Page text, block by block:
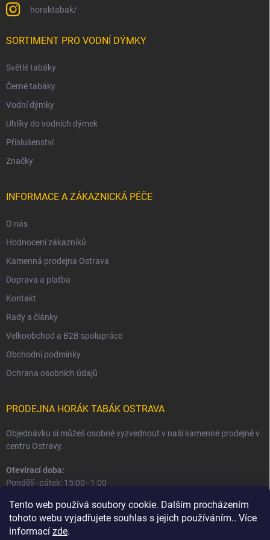
Tento web používá soubory cookie. Dalším procházením
tohoto webu vyjadřujete souhlas s jejich používáním.. Více
informací zde.
horaktabak/
SORTIMENT PRO VODNÍ DÝMKY
Světlé tabáky
Černé tabáky
Vodní dýmky
Uhlíky do vodních dýmek
Příslušenství
Značky
INFORMACE A ZÁKAZNICKÁ PÉČE
O nás
Hodnocení zákazníků
Kamenná prodejna Ostrava
Doprava a platba
Kontakt
Rady a články
Velkoobchod a B2B spolupráce
Obchodní podmínky
Ochrana osobních údajů
PRODEJNA HORÁK TABÁK OSTRAVA
Objednávku si můžeš osobně vyzvednout v naší kamenné prodejně v
centru Ostravy.
Otevírací doba:
Pondělí–pátek: 15:00–1:00
Informace o prodejně a osobním odběru